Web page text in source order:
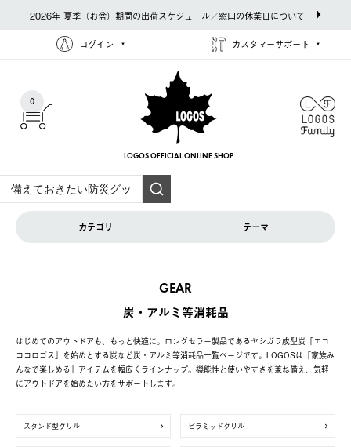
2026年 夏季（お盆）期間の出荷スケジュール／窓口の休業日について
ログイン カスタマーサポート
0
LOGOS OFFICIAL ONLINE SHOP
カテゴリ テーマ
GEAR
炭・アルミ等消耗品
はじめてのアウトドアも、もっと快適に。ロングセラー製品であるヤシガラ成型炭「エコ
ココロゴス」を始めとする炭など炭・アルミ等消耗品一覧ページです。LOGOSは「家族み
んなで楽しめる」アイテムを幅広くラインナップ。機能性と使いやすさを兼ね備え、気軽
にアウトドアを始めたい方をサポートします。
スタンド型グリル ピラミッドグリル